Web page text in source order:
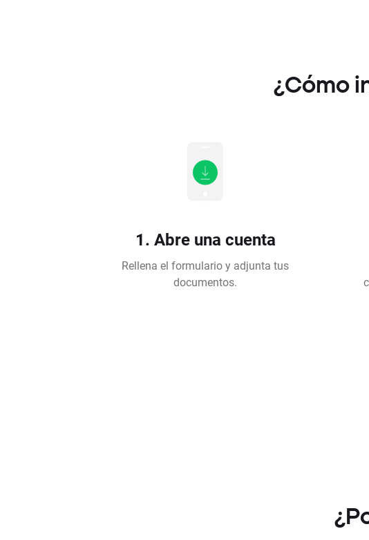
¿Cómo
1. Abre una cuenta
Rellena el formulario y adjunta tus
documentos.